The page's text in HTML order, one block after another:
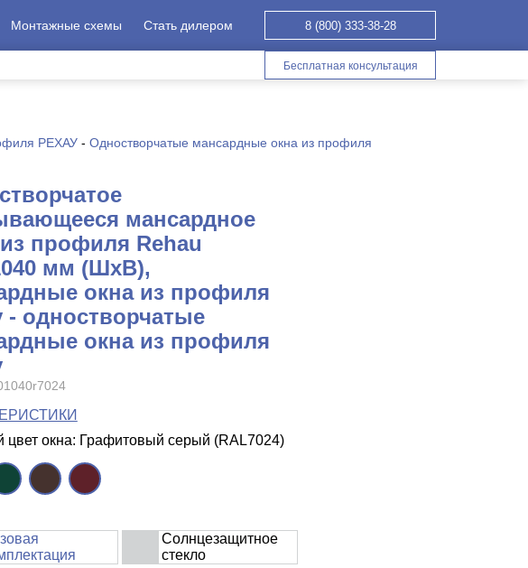
Монтажные схемы Стать дилером 8 (800) 333-38-28
Бесплатная консультация
РЕХАУ - Одностворчатые мансардные окна из профиля
мансардное
профиля Rehau
мм (ШхВ),
окна из профиля
- одностворчатые
окна из профиля
цвет окна: Графитовый серый (RAL7024)
Солнцезащитное
стекло